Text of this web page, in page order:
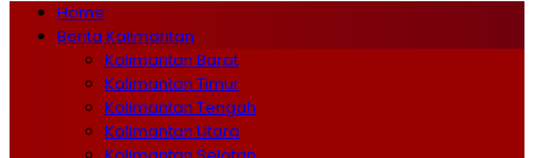
Home
Berita Kalimantan
Kalimantan Barat
Kalimantan Timur
Kalimantan Tengah
Kalimantan Utara